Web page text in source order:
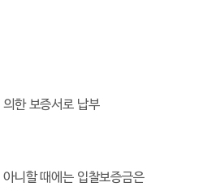
한 보증서로 납부
니할 때에는 입찰보증금은